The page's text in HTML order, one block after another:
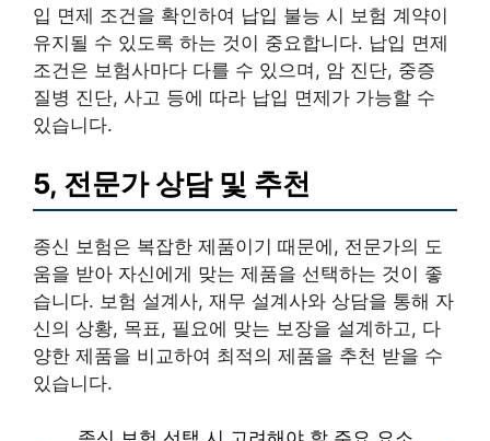
입 면제 조건을 확인하여 납입 불능 시 보험 계약이
유지될 수 있도록 하는 것이 중요합니다. 납입 면제
조건은 보험사마다 다를 수 있으며, 암 진단, 중증
질병 진단, 사고 등에 따라 납입 면제가 가능할 수
있습니다.
5, 전문가 상담 및 추천
종신 보험은 복잡한 제품이기 때문에, 전문가의 도
움을 받아 자신에게 맞는 제품을 선택하는 것이 좋
습니다. 보험 설계사, 재무 설계사와 상담을 통해 자
신의 상황, 목표, 필요에 맞는 보장을 설계하고, 다
양한 제품을 비교하여 최적의 제품을 추천 받을 수
있습니다.